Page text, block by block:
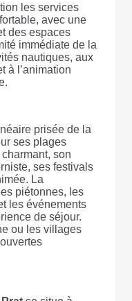
les services
avec une
des espaces
immédiate de la
nautiques, aux
à l’animation
prisée de la
ses plages
son
ses festivals
La
piétonnes, les
les événements
de séjour.
ou les villages